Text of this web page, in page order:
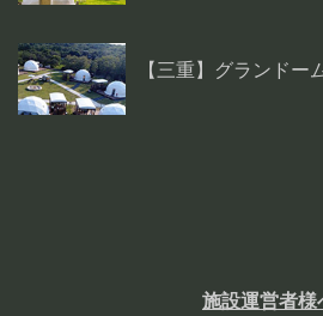
【三重】グランドー
施設運営者様